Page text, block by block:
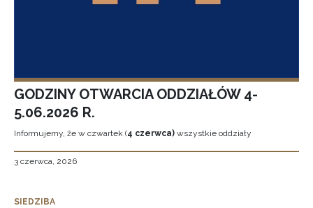
GODZINY OTWARCIA ODDZIAŁÓW 4-
5.06.2026 R.
Informujemy, że w czwartek (4 czerwca) wszystkie oddziały
3 czerwca, 2026
SIEDZIBA